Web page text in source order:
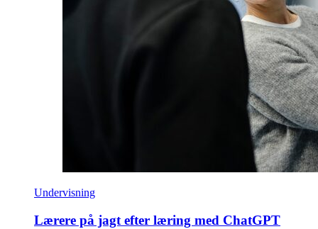
Undervisning
Lærere på jagt efter læring med ChatGPT